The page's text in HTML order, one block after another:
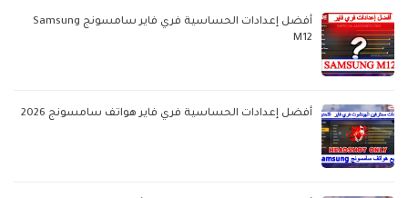
أفضل إعدادات الحساسية فري فاير سامسونج Samsung
M12
أفضل إعدادات الحساسية فري فاير هواتف سامسونج 2026